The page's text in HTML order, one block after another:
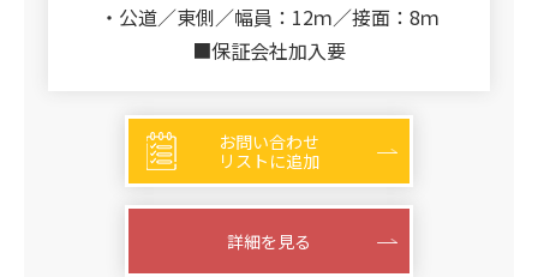
・公道／東側／幅員：12ｍ／接面：8ｍ
■保証会社加入要
お問い合わせ
リストに追加
詳細を見る